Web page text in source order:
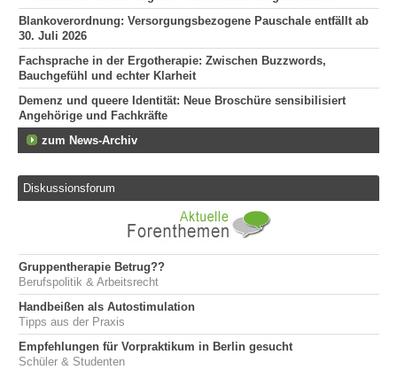
Blankoverordnung: Versorgungsbezogene Pauschale entfällt ab
30. Juli 2026
Fachsprache in der Ergotherapie: Zwischen Buzzwords,
Bauchgefühl und echter Klarheit
Demenz und queere Identität: Neue Broschüre sensibilisiert
Angehörige und Fachkräfte
zum News-Archiv
Diskussionsforum
Gruppentherapie Betrug??
Berufspolitik & Arbeitsrecht
Handbeißen als Autostimulation
Tipps aus der Praxis
Empfehlungen für Vorpraktikum in Berlin gesucht
Schüler & Studenten